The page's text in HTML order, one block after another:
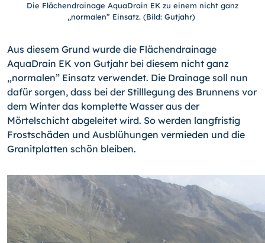
Die Flächendrainage AquaDrain EK zu einem nicht ganz
„normalen” Einsatz. (Bild: Gutjahr)
Aus diesem Grund wurde die Flächendrainage
AquaDrain EK von Gutjahr bei diesem nicht ganz
„normalen” Einsatz verwendet. Die Drainage soll nun
dafür sorgen, dass bei der Stilllegung des Brunnens vor
dem Winter das komplette Wasser aus der
Mörtelschicht abgeleitet wird. So werden langfristig
Frostschäden und Ausblühungen vermieden und die
Granitplatten schön bleiben.